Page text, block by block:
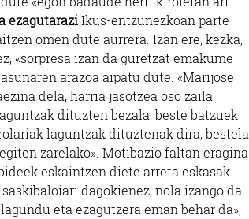
ezagutaraziIkus-entzunezkoan parte
omen dute aurrera. Izan ere, kezka,
«sorpresa izan da guretzat emakume
arazoa aipatu dute. «Marijose
dela, harria jasotzea oso zaila
dituzten bezala, beste batzuek
laguntzak dituztenak dira, bestela
zarelako». Motibazio faltan eragina
eskaintzen diete arreta eskasak.
dagokienez, nola izango da
eta ezagutzera eman behar da»,